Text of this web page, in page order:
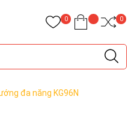
0 0
đa năng KG96N